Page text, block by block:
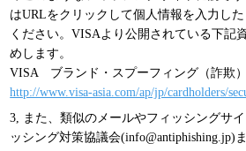
はURLをクリックして個人情報を入力し
ください。VISAより公開されている下記
めします。
VISA ブランド・スプーフィング（詐欺）
http://www.visa-asia.com/ap/jp/cardholders/
3, また、類似のメールやフィッシングサ
ッシング対策協議会(info@antiphishing.jp)